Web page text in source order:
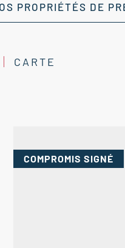
PROPRIÉTÉS DE
CARTE
COMPROMIS SIGNÉ